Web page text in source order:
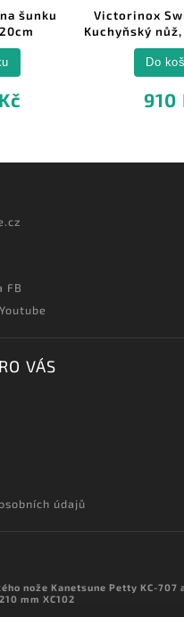
šunku
Victorinox
Kuchyňský
910
Do
FB
VÁS
údajů
nože Kanetsune Petty KC-707
mm XC102